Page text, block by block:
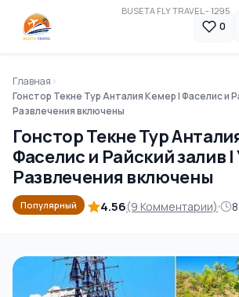
BUSETA FLY TRAVEL - 1295
0
Главная
Гонстор Текне Тур Анталия Кемер | Фаселис и
Развлечения включены
Гонстор Текне Тур
Фаселис и Райский залив
Развлечения включены
Популярный 4.56(9 Комментарии)